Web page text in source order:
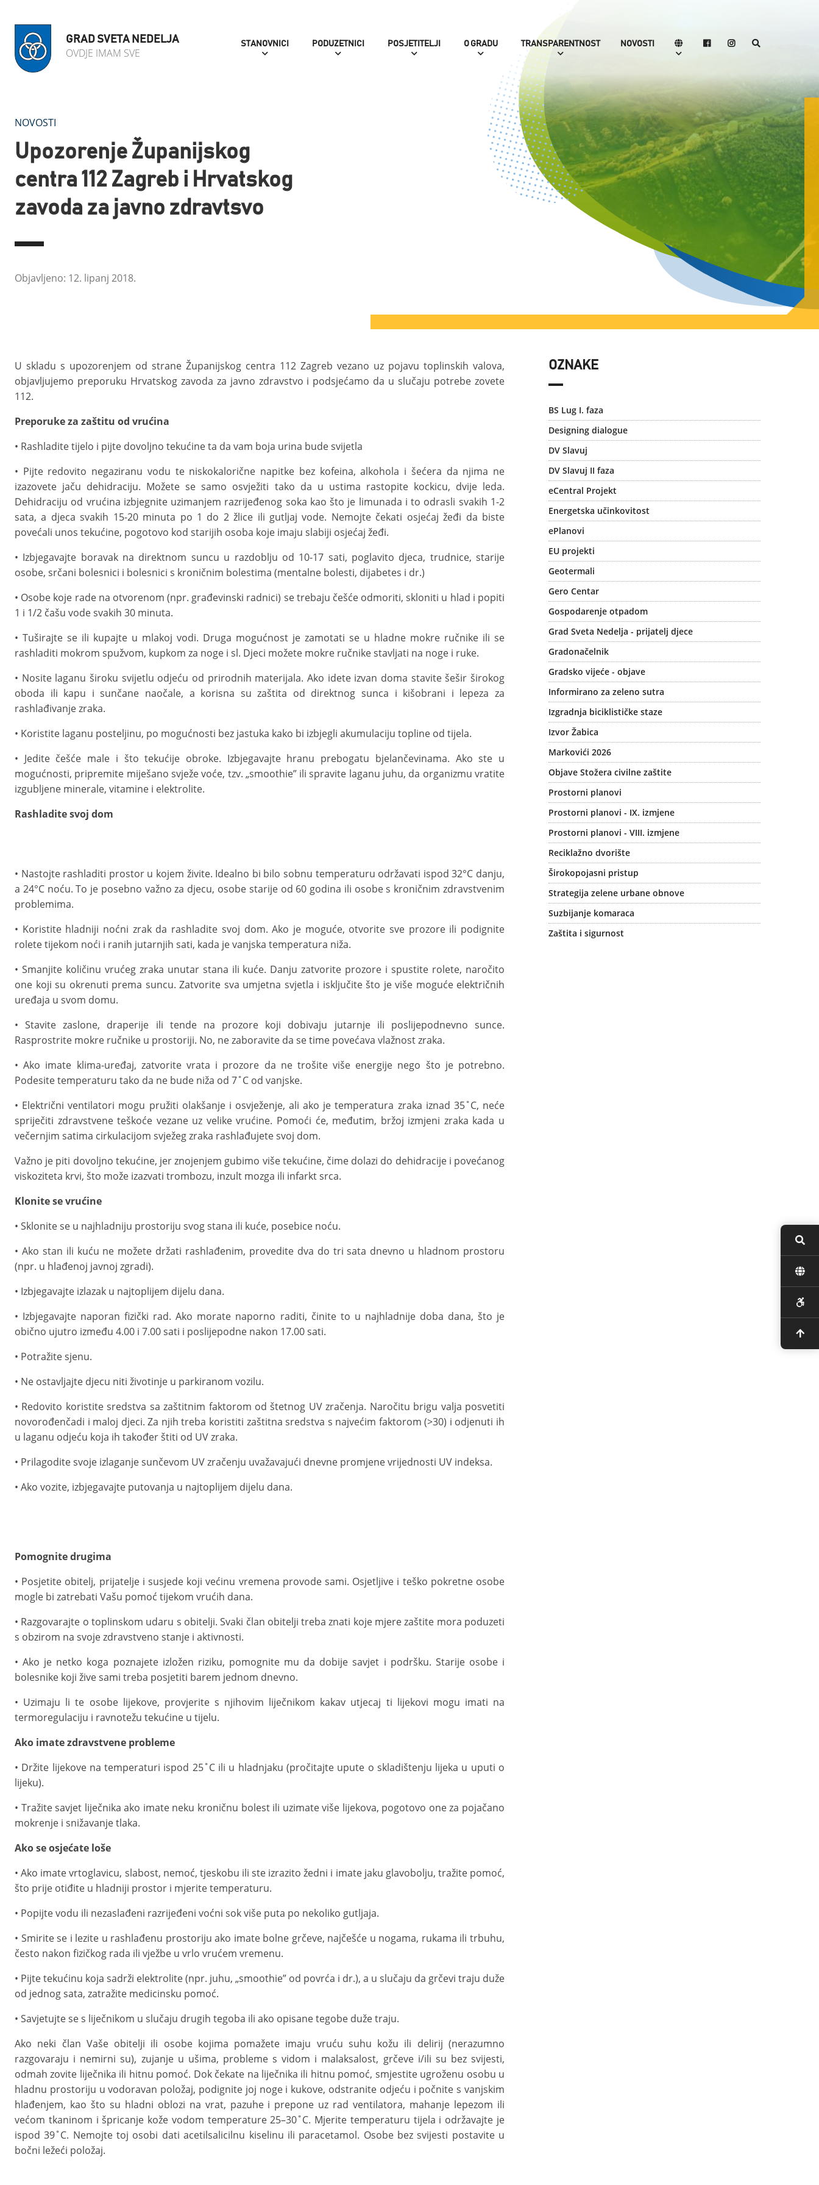
GRAD SVETA NEDELJA
OVDJE IMAM SVE
STANOVNICI PODUZETNICI POSJETITELJI O GRADU TRANSPARENTNOST NOVOSTI
NOVOSTI
Upozorenje Županijskog
centra 112 Zagreb i Hrvatskog
zavoda za javno zdravtsvo
Objavljeno: 12. lipanj 2018.
U skladu s upozorenjem od strane Županijskog centra 112 Zagreb vezano uz pojavu toplinskih valova,
objavljujemo preporuku Hrvatskog zavoda za javno zdravstvo i podsjećamo da u slučaju potrebe zovete
112.
Preporuke za zaštitu od vrućina
• Rashladite tijelo i pijte dovoljno tekućine ta da vam boja urina bude svijetla
• Pijte redovito negaziranu vodu te niskokalorične napitke bez kofeina, alkohola i šećera da njima ne
izazovete jaču dehidraciju. Možete se samo osvježiti tako da u ustima rastopite kockicu, dvije leda.
Dehidraciju od vrućina izbjegnite uzimanjem razrijeđenog soka kao što je limunada i to odrasli svakih 1-2
sata, a djeca svakih 15-20 minuta po 1 do 2 žlice ili gutljaj vode. Nemojte čekati osjećaj žeđi da biste
povećali unos tekućine, pogotovo kod starijih osoba koje imaju slabiji osjećaj žeđi.
• Izbjegavajte boravak na direktnom suncu u razdoblju od 10-17 sati, poglavito djeca, trudnice, starije
osobe, srčani bolesnici i bolesnici s kroničnim bolestima (mentalne bolesti, dijabetes i dr.)
• Osobe koje rade na otvorenom (npr. građevinski radnici) se trebaju češće odmoriti, skloniti u hlad i popiti
1 i 1/2 čašu vode svakih 30 minuta.
• Tuširajte se ili kupajte u mlakoj vodi. Druga mogućnost je zamotati se u hladne mokre ručnike ili se
rashladiti mokrom spužvom, kupkom za noge i sl. Djeci možete mokre ručnike stavljati na noge i ruke.
• Nosite laganu široku svijetlu odjeću od prirodnih materijala. Ako idete izvan doma stavite šešir širokog
oboda ili kapu i sunčane naočale, a korisna su zaštita od direktnog sunca i kišobrani i lepeza za
rashlađivanje zraka.
• Koristite laganu posteljinu, po mogućnosti bez jastuka kako bi izbjegli akumulaciju topline od tijela.
• Jedite češće male i što tekućije obroke. Izbjegavajte hranu prebogatu bjelančevinama. Ako ste u
mogućnosti, pripremite miješano svježe voće, tzv. „smoothie” ili spravite laganu juhu, da organizmu vratite
izgubljene minerale, vitamine i elektrolite.
Rashladite svoj dom
• Nastojte rashladiti prostor u kojem živite. Idealno bi bilo sobnu temperaturu održavati ispod 32°C danju,
a 24°C noću. To je posebno važno za djecu, osobe starije od 60 godina ili osobe s kroničnim zdravstvenim
problemima.
• Koristite hladniji noćni zrak da rashladite svoj dom. Ako je moguće, otvorite sve prozore ili podignite
rolete tijekom noći i ranih jutarnjih sati, kada je vanjska temperatura niža.
• Smanjite količinu vrućeg zraka unutar stana ili kuće. Danju zatvorite prozore i spustite rolete, naročito
one koji su okrenuti prema suncu. Zatvorite sva umjetna svjetla i isključite što je više moguće električnih
uređaja u svom domu.
• Stavite zaslone, draperije ili tende na prozore koji dobivaju jutarnje ili poslijepodnevno sunce.
Rasprostrite mokre ručnike u prostoriji. No, ne zaboravite da se time povećava vlažnost zraka.
• Ako imate klima-uređaj, zatvorite vrata i prozore da ne trošite više energije nego što je potrebno.
Podesite temperaturu tako da ne bude niža od 7˚C od vanjske.
• Električni ventilatori mogu pružiti olakšanje i osvježenje, ali ako je temperatura zraka iznad 35˚C, neće
spriječiti zdravstvene teškoće vezane uz velike vrućine. Pomoći će, međutim, bržoj izmjeni zraka kada u
večernjim satima cirkulacijom svježeg zraka rashlađujete svoj dom.
Važno je piti dovoljno tekućine, jer znojenjem gubimo više tekućine, čime dolazi do dehidracije i povećanog
viskoziteta krvi, što može izazvati trombozu, inzult mozga ili infarkt srca.
Klonite se vrućine
• Sklonite se u najhladniju prostoriju svog stana ili kuće, posebice noću.
• Ako stan ili kuću ne možete držati rashlađenim, provedite dva do tri sata dnevno u hladnom prostoru
(npr. u hlađenoj javnoj zgradi).
• Izbjegavajte izlazak u najtoplijem dijelu dana.
• Izbjegavajte naporan fizički rad. Ako morate naporno raditi, činite to u najhladnije doba dana, što je
obično ujutro između 4.00 i 7.00 sati i poslijepodne nakon 17.00 sati.
• Potražite sjenu.
• Ne ostavljajte djecu niti životinje u parkiranom vozilu.
• Redovito koristite sredstva sa zaštitnim faktorom od štetnog UV zračenja. Naročitu brigu valja posvetiti
novorođenčadi i maloj djeci. Za njih treba koristiti zaštitna sredstva s najvećim faktorom (>30) i odjenuti ih
u laganu odjeću koja ih također štiti od UV zraka.
• Prilagodite svoje izlaganje sunčevom UV zračenju uvažavajući dnevne promjene vrijednosti UV indeksa.
• Ako vozite, izbjegavajte putovanja u najtoplijem dijelu dana.
Pomognite drugima
• Posjetite obitelj, prijatelje i susjede koji većinu vremena provode sami. Osjetljive i teško pokretne osobe
mogle bi zatrebati Vašu pomoć tijekom vrućih dana.
• Razgovarajte o toplinskom udaru s obitelji. Svaki član obitelji treba znati koje mjere zaštite mora poduzeti
s obzirom na svoje zdravstveno stanje i aktivnosti.
• Ako je netko koga poznajete izložen riziku, pomognite mu da dobije savjet i podršku. Starije osobe i
bolesnike koji žive sami treba posjetiti barem jednom dnevno.
• Uzimaju li te osobe lijekove, provjerite s njihovim liječnikom kakav utjecaj ti lijekovi mogu imati na
termoregulaciju i ravnotežu tekućine u tijelu.
Ako imate zdravstvene probleme
• Držite lijekove na temperaturi ispod 25˚C ili u hladnjaku (pročitajte upute o skladištenju lijeka u uputi o
lijeku).
• Tražite savjet liječnika ako imate neku kroničnu bolest ili uzimate više lijekova, pogotovo one za pojačano
mokrenje i snižavanje tlaka.
Ako se osjećate loše
• Ako imate vrtoglavicu, slabost, nemoć, tjeskobu ili ste izrazito žedni i imate jaku glavobolju, tražite pomoć,
što prije otiđite u hladniji prostor i mjerite temperaturu.
• Popijte vodu ili nezaslađeni razrijeđeni voćni sok više puta po nekoliko gutljaja.
• Smirite se i lezite u rashlađenu prostoriju ako imate bolne grčeve, najčešće u nogama, rukama ili trbuhu,
često nakon fizičkog rada ili vježbe u vrlo vrućem vremenu.
• Pijte tekućinu koja sadrži elektrolite (npr. juhu, „smoothie” od povrća i dr.), a u slučaju da grčevi traju duže
od jednog sata, zatražite medicinsku pomoć.
• Savjetujte se s liječnikom u slučaju drugih tegoba ili ako opisane tegobe duže traju.
Ako neki član Vaše obitelji ili osobe kojima pomažete imaju vruću suhu kožu ili delirij (nerazumno
razgovaraju i nemirni su), zujanje u ušima, probleme s vidom i malaksalost, grčeve i/ili su bez svijesti,
odmah zovite liječnika ili hitnu pomoć. Dok čekate na liječnika ili hitnu pomoć, smjestite ugroženu osobu u
hladnu prostoriju u vodoravan položaj, podignite joj noge i kukove, odstranite odjeću i počnite s vanjskim
hlađenjem, kao što su hladni oblozi na vrat, pazuhe i prepone uz rad ventilatora, mahanje lepezom ili
većom tkaninom i špricanje kože vodom temperature 25–30˚C. Mjerite temperaturu tijela i održavajte je
ispod 39˚C. Nemojte toj osobi dati acetilsalicilnu kiselinu ili paracetamol. Osobe bez svijesti postavite u
bočni ležeći položaj.
OZNAKE
BS Lug I. faza
Designing dialogue
DV Slavuj
DV Slavuj II faza
eCentral Projekt
Energetska učinkovitost
ePlanovi
EU projekti
Geotermali
Gero Centar
Gospodarenje otpadom
Grad Sveta Nedelja - prijatelj djece
Gradonačelnik
Gradsko vijeće - objave
Informirano za zeleno sutra
Izgradnja biciklističke staze
Izvor Žabica
Markovići 2026
Objave Stožera civilne zaštite
Prostorni planovi
Prostorni planovi - IX. izmjene
Prostorni planovi - VIII. izmjene
Reciklažno dvorište
Širokopojasni pristup
Strategija zelene urbane obnove
Suzbijanje komaraca
Zaštita i sigurnost